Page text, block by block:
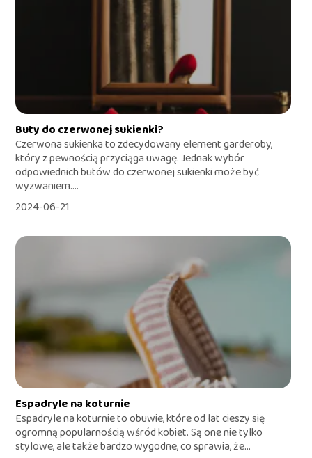
Buty do czerwonej sukienki?
Czerwona sukienka to zdecydowany element garderoby,
który z pewnością przyciąga uwagę. Jednak wybór
odpowiednich butów do czerwonej sukienki może być
wyzwaniem....
2024-06-21
Espadryle na koturnie
Espadryle na koturnie to obuwie, które od lat cieszy się
ogromną popularnością wśród kobiet. Są one nie tylko
stylowe, ale także bardzo wygodne, co sprawia, że...